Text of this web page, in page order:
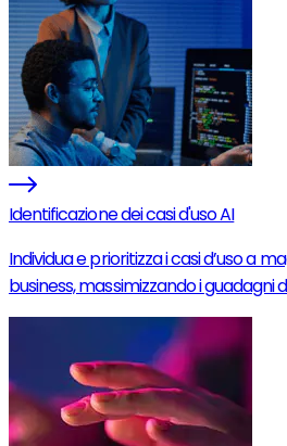
Identificazione dei casi d'uso AI
Individua e prioritizza i casi d’uso a
business, massimizzando i guadagni